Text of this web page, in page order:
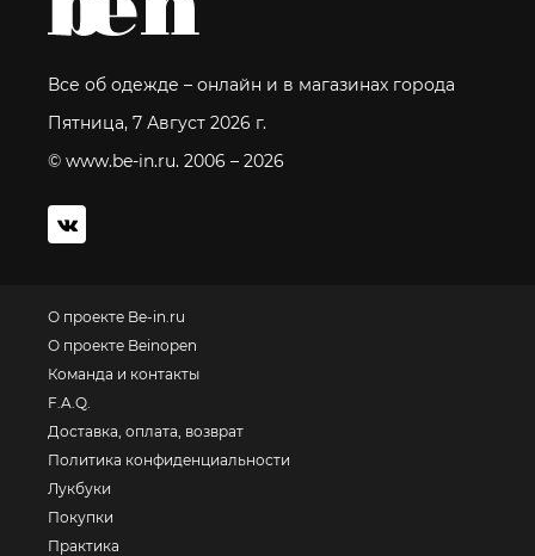
Все об одежде – онлайн и в магазинах города
Пятница, 7 Август 2026 г.
© www.be-in.ru. 2006 – 2026
О проекте Be-in.ru
О проекте Beinopen
Команда и контакты
F.A.Q.
Доставка, оплата, возврат
Политика конфиденциальности
Лукбуки
Покупки
Практика